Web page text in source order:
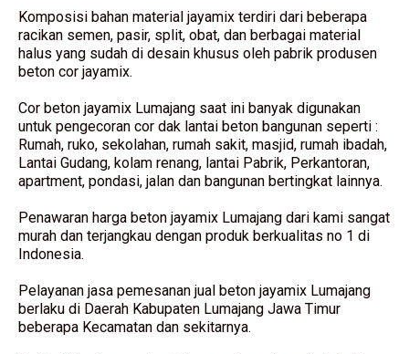
Komposisi bahan material jayamix terdiri dari beberapa
racikan semen, pasir, split, obat, dan berbagai material
halus yang sudah di desain khusus oleh pabrik produsen
beton cor jayamix.
Cor beton jayamix Lumajang saat ini banyak digunakan
untuk pengecoran cor dak lantai beton bangunan seperti :
Rumah, ruko, sekolahan, rumah sakit, masjid, rumah ibadah,
Lantai Gudang, kolam renang, lantai Pabrik, Perkantoran,
apartment, pondasi, jalan dan bangunan bertingkat lainnya.
Penawaran harga beton jayamix Lumajang dari kami sangat
murah dan terjangkau dengan produk berkualitas no 1 di
Indonesia.
Pelayanan jasa pemesanan jual beton jayamix Lumajang
berlaku di Daerah Kabupaten Lumajang Jawa Timur
beberapa Kecamatan dan sekitarnya.